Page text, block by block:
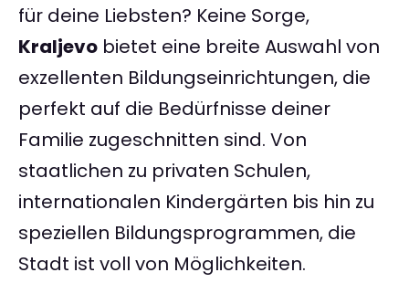
für deine Liebsten? Keine Sorge,
Kraljevo bietet eine breite Auswahl von
exzellenten Bildungseinrichtungen, die
perfekt auf die Bedürfnisse deiner
Familie zugeschnitten sind. Von
staatlichen zu privaten Schulen,
internationalen Kindergärten bis hin zu
speziellen Bildungsprogrammen, die
Stadt ist voll von Möglichkeiten.